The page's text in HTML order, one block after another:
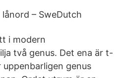
– SweDutch
i modern
två genus. Det ena är t-
genus